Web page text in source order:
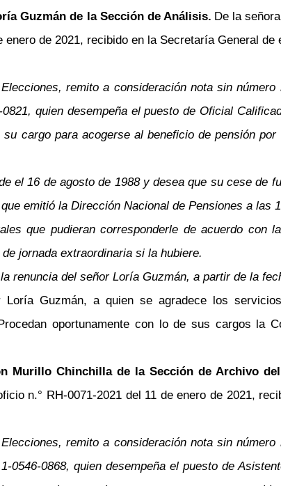
Guzmán de la Sección de Análisis. De la
de 2021, recibido en la Secretaría General
remito a consideración nota sin
quien desempeña el puesto de Oficial
cargo para acogerse al beneficio de pensión
el 16 de agosto de 1988 y desea que su cese de
emitió la Dirección Nacional de Pensiones a las
que pudieran corresponderle de acuerdo con
jornada extraordinaria si la hubiere.
renuncia del señor Loría Guzmán, a partir de la
Guzmán, a quien se agradece los
oportunamente con lo de sus cargos la
Murillo Chinchilla de la Sección de Archivo
n.° RH-0071-2021 del 11 de enero de 2021,
remito a consideración nota sin
0546-0868, quien desempeña el puesto de